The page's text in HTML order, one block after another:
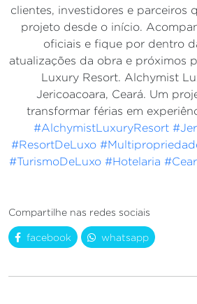
clientes, investidores e parceiros
projeto desde o início.
oficiais e fique por dentro
atualizações da obra e próximos
Luxury Resort. Alchymist
Jericoacoara, Ceará. Um
transformar férias em
#AlchymistLuxuryResort
#ResortDeLuxo
#TurismoDeLuxo #Hotelaria
Compartilhe nas redes sociais
facebook whatsapp